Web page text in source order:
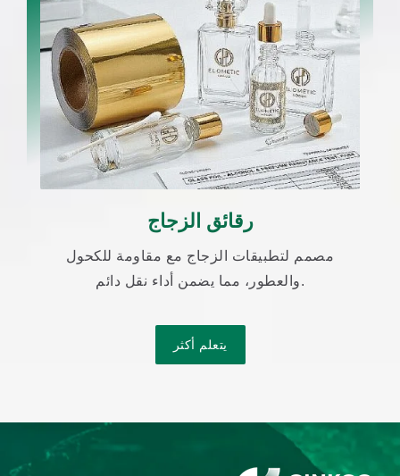
رقائق الزجاج
مصمم لتطبيقات الزجاج مع مقاومة للكحول
والعطور، مما يضمن أداء نقل دائم.
يتعلم أكثر